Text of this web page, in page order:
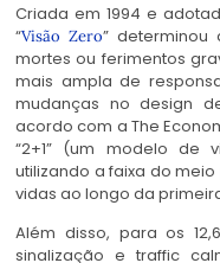
Criada em 1994 e
“Visão Zero”
mortes ou ferimentos
mais ampla de
mudanças no design
acordo com a The
“2+1” (um modelo de
utilizando a faixa do
vidas ao longo da
Além disso, para os
sinalização e traffic